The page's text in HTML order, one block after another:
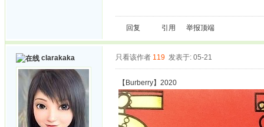
回复 引用 举报顶端
clarakaka 只看该作者 119 发表于: 05-21
【Burberry】2020